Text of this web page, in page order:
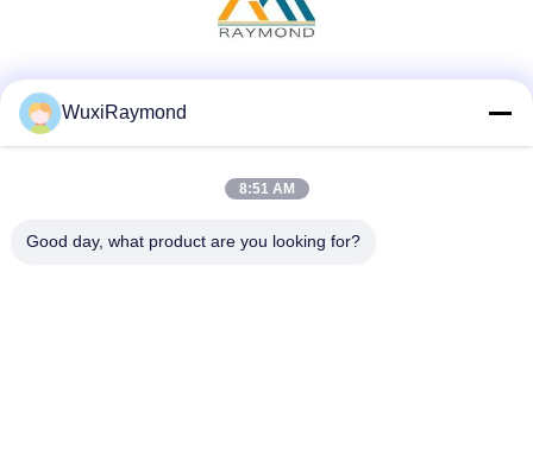
WuxiRaymond
8:51 AM
Good day, what product are you looking for?